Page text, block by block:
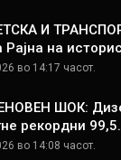
И
Рајна на
во 14:17 часот.
ШОК:
рекордни
во 14:08 часот.